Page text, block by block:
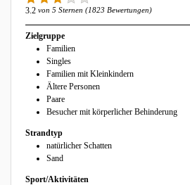
3.2 von 5 Sternen (1823 Bewertungen)
Zielgruppe
Familien
Singles
Familien mit Kleinkindern
Ältere Personen
Paare
Besucher mit körperlicher Behinderung
Strandtyp
natürlicher Schatten
Sand
Sport/Aktivitäten